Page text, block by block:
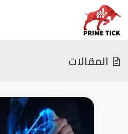
المقالات